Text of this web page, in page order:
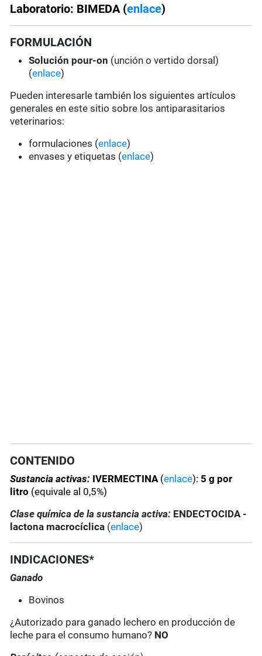
Laboratorio: BIMEDA (enlace)
FORMULACIÓN
Solución pour-on (unción o vertido dorsal)
(enlace)
Pueden interesarle también los siguientes artículos
generales en este sitio sobre los antiparasitarios
veterinarios:
formulaciones (enlace)
envases y etiquetas (enlace)
CONTENIDO
Sustancia activas: IVERMECTINA (enlace): 5 g por
litro (equivale al 0,5%)
Clase química de la sustancia activa: ENDECTOCIDA -
lactona macrocíclica (enlace)
INDICACIONES*
Ganado
Bovinos
¿Autorizado para ganado lechero en producción de
leche para el consumo humano? NO